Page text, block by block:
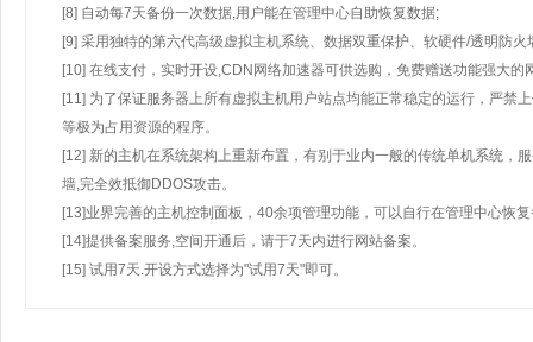
[8] 自动每7天备份一次数据,用户能在管理中心自助恢复数据;
[9] 采用独特的第六代高级虚拟主机系统、数据双重保护、软硬件/透明防火
[10] 在线支付，实时开设,CDN网络加速器可供选购，免费赠送功能强大
[11] 为了保证服务器上所有虚拟主机用户站点均能正常稳定的运行，严禁
等极为占用资源的程序。
[12] 新的主机在系统架构上重新布置，有别于业内一般的传统单机系统，
墙,完全效抵御DDOS攻击。
[13]业界完善的主机控制面板，40余项管理功能，可以自行在管理中心恢
[14]提供备案服务,空间开通后，请于7天内进行网站备案。
[15] 试用7天.开设方式选择为"试用7天"即可。